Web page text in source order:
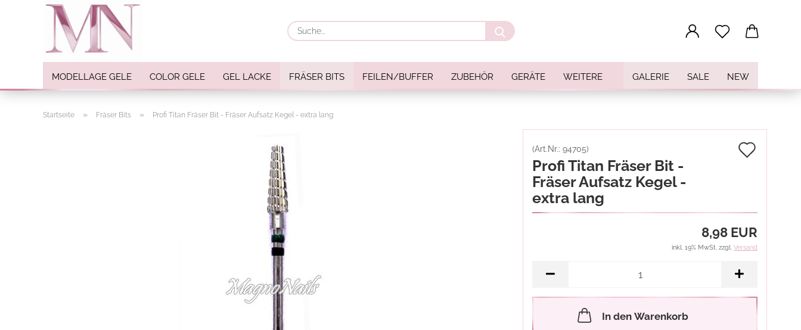
Suche...
MODELLAGE GELE COLOR GELE GEL LACKE FRÄSER BITS FEILEN/BUFFER ZUBEHÖR GERÄTE GALERIE SALE NEW
WEITERE
Startseite » Fräser Bits » Profi Titan Fräser Bit - Fräser Aufsatz Kegel - extra lang
(Art.Nr.: 94705)
Profi Titan Fräser Bit -
Fräser Aufsatz Kegel -
extra lang
8,98 EUR
inkl. 19% MwSt. zzgl. Versand
In den Warenkorb